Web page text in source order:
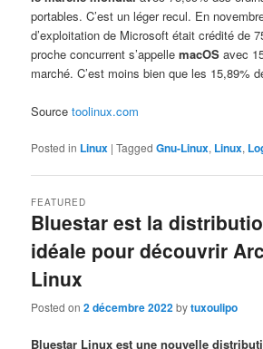
portables. C’est un léger recul. En
d’exploitation de Microsoft était crédité de
proche concurrent s’appellemacOS avec
marché. C’est moins bien que les 15,89%
Sourcetoolinux.com
Posted in Linux |Tagged Gnu-Linux, Linux,
Bluestar est la
idéale pour découvrir
Linux
FEATURED
Posted on2 décembre 2022bytuxoulipo
Bluestar Linux est une nouvelle